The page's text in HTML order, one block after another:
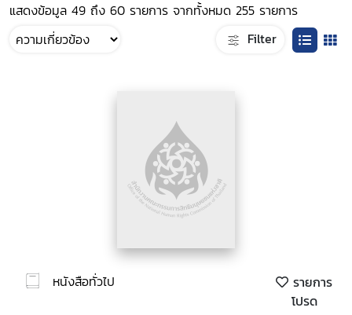
แสดงข้อมูล 49 ถึง 60 รายการ จากทั้งหมด 255 รายการ
Filter
หนังสือทั่วไป
รายการ
โปรด